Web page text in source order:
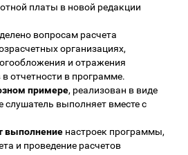
платы в новой редакции
вопросам расчета
организациях,
и отражения
в отчетности в программе.
примере, реализован в виде
слушатель выполняет вместе с
выполнение настроек программы,
и проведение расчетов